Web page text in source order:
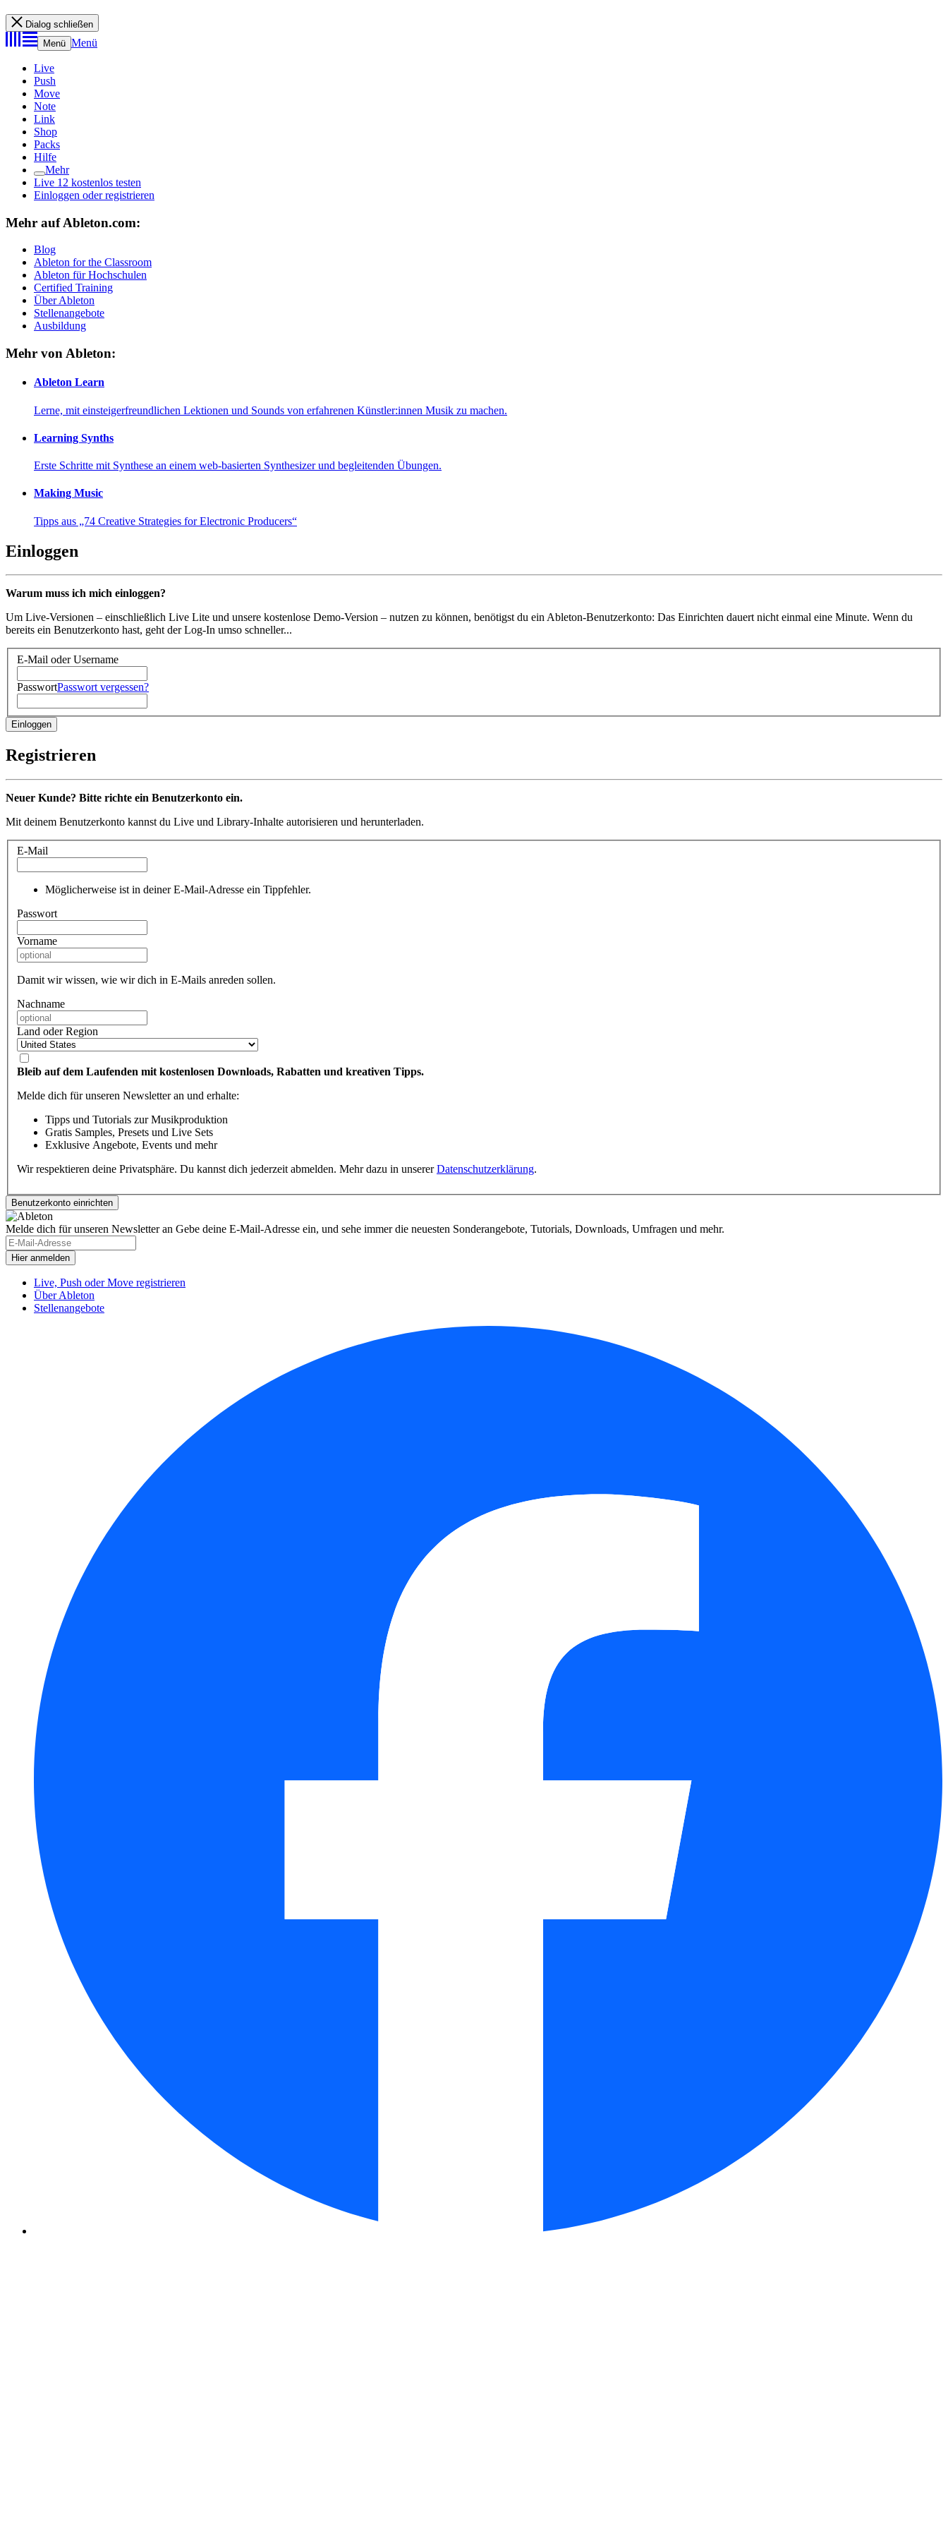
Dialog schließen
Menü Menü
Live
Push
Move
Note
Link
Shop
Packs
Hilfe
Mehr
Live 12 kostenlos testen
Einloggen oder registrieren
Mehr auf Ableton.com:
Blog
Ableton for the Classroom
Ableton für Hochschulen
Certified Training
Über Ableton
Stellenangebote
Ausbildung
Mehr von Ableton:
Ableton Learn
Lerne, mit einsteigerfreundlichen Lektionen und Sounds von erfahrenen Künstler:innen Musik zu machen.
Learning Synths
Erste Schritte mit Synthese an einem web-basierten Synthesizer und begleitenden Übungen.
Making Music
Tipps aus „74 Creative Strategies for Electronic Producers“
Einloggen
Warum muss ich mich einloggen?
Um Live-Versionen – einschließlich Live Lite und unsere kostenlose Demo-Version – nutzen zu können, benötigst du ein Ableton-Benutzerkonto: Das Einrichten dauert nicht einmal eine Minute. Wenn du
bereits ein Benutzerkonto hast, geht der Log-In umso schneller...
E-Mail oder Username
PasswortPasswort vergessen?
Registrieren
Neuer Kunde? Bitte richte ein Benutzerkonto ein.
Mit deinem Benutzerkonto kannst du Live und Library-Inhalte autorisieren und herunterladen.
E-Mail
Möglicherweise ist in deiner E-Mail-Adresse ein Tippfehler.
Passwort
Vorname
Damit wir wissen, wie wir dich in E-Mails anreden sollen.
Nachname
Land oder Region
Bleib auf dem Laufenden mit kostenlosen Downloads, Rabatten und kreativen Tipps.
Melde dich für unseren Newsletter an und erhalte:
Tipps und Tutorials zur Musikproduktion
Gratis Samples, Presets und Live Sets
Exklusive Angebote, Events und mehr
Wir respektieren deine Privatsphäre. Du kannst dich jederzeit abmelden. Mehr dazu in unsererDatenschutzerklärung.
Melde dich für unseren Newsletter an Gebe deine E-Mail-Adresse ein, und sehe immer die neuesten Sonderangebote, Tutorials, Downloads, Umfragen und mehr.
Live, Push oder Move registrieren
Über Ableton
Stellenangebote